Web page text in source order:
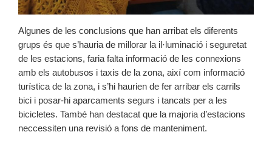
Algunes de les conclusions que han arribat els diferents
grups és que s’hauria de millorar la il·luminació i seguretat
de les estacions, faria falta informació de les connexions
amb els autobusos i taxis de la zona, així com informació
turística de la zona, i s’hi haurien de fer arribar els carrils
bici i posar-hi aparcaments segurs i tancats per a les
bicicletes. També han destacat que la majoria d’estacions
neccessiten una revisió a fons de manteniment.